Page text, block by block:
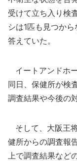
受けて立ち入り検
シは1匹も見つか
答えていた。
イートアンドホ
同日、保健所が検
調査結果や今後の
そして、大阪王
健所からの調査報
上で調査結果など